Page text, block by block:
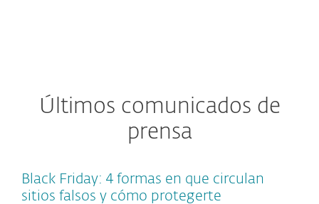
Últimos comunicados de
prensa
Black Friday: 4 formas en que circulan
sitios falsos y cómo protegerte